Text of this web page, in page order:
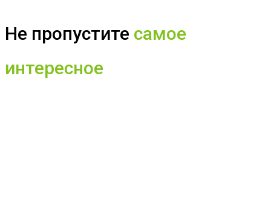
Не пропустите самое
интересное